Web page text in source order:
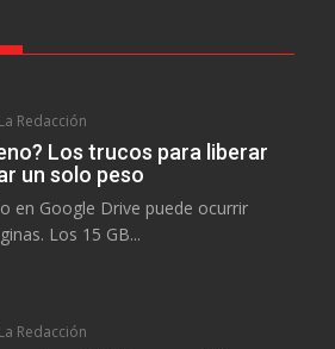
La Redacción
Los trucos para liberar
un solo peso
en Google Drive puede ocurrir
Los 15 GB...
La Redacción